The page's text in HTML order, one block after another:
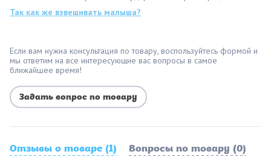
Так как же взвешивать малыша?
Если вам нужна консультация по товару, воспользуйтесь формой и
мы ответим на все интересующие вас вопросы в самое
ближайшее время!
Задать вопрос по товару
Отзывы о товаре (1) Вопросы по товару (0)